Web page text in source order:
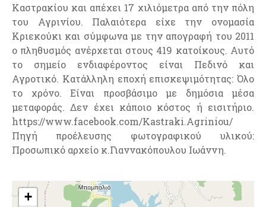
Καστρακίου και απέχει 17 χιλιόμετρα από την πόλη
του Αγρινίου. Παλαιότερα είχε την ονομασία
Κριεκούκι και σύμφωνα με την απογραφή του 2011
ο πληθυσμός ανέρχεται στους 419 κατοίκους. Αυτό
το σημείο ενδιαφέροντος είναι Πεδινό και
Αγροτικό. Κατάλληλη εποχή επισκεψιμότητας: Όλο
το χρόνο. Είναι προσβάσιμο με δημόσια μέσα
μεταφοράς. Δεν έχει κάποιο κόστος ή εισιτήριο.
https://www.facebook.com/Kastraki.Agriniou/
Πηγή προέλευσης φωτογραφικού υλικού:
Προσωπικό αρχείο κ.Γιαννακόπουλου Ιωάννη.
+